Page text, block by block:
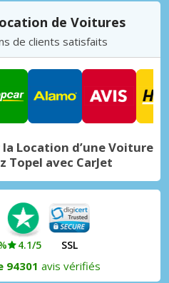
de Voitures
de clients satisfaits
Location d’une Voiture
Topel avec CarJet
4.1/5 SSL
94301 avis vérifiés